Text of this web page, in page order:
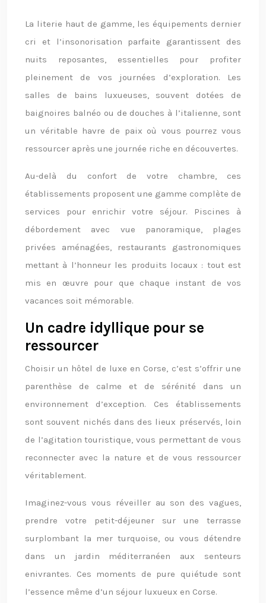
La literie haut de gamme, les équipements dernier
cri et l’insonorisation parfaite garantissent des
nuits reposantes, essentielles pour profiter
pleinement de vos journées d’exploration. Les
salles de bains luxueuses, souvent dotées de
baignoires balnéo ou de douches à l’italienne, sont
un véritable havre de paix où vous pourrez vous
ressourcer après une journée riche en découvertes.
Au-delà du confort de votre chambre, ces
établissements proposent une gamme complète de
services pour enrichir votre séjour. Piscines à
débordement avec vue panoramique, plages
privées aménagées, restaurants gastronomiques
mettant à l’honneur les produits locaux : tout est
mis en œuvre pour que chaque instant de vos
vacances soit mémorable.
Un cadre idyllique pour se
ressourcer
Choisir un hôtel de luxe en Corse, c’est s’offrir une
parenthèse de calme et de sérénité dans un
environnement d’exception. Ces établissements
sont souvent nichés dans des lieux préservés, loin
de l’agitation touristique, vous permettant de vous
reconnecter avec la nature et de vous ressourcer
véritablement.
Imaginez-vous vous réveiller au son des vagues,
prendre votre petit-déjeuner sur une terrasse
surplombant la mer turquoise, ou vous détendre
dans un jardin méditerranéen aux senteurs
enivrantes. Ces moments de pure quiétude sont
l’essence même d’un séjour luxueux en Corse.